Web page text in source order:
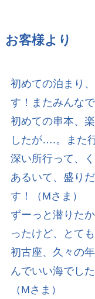
お客様より
初めての泊まり
す！またみんな
初めての串本、
したが….。また
深い所行って、
あるいて、盛り
す！（Mさま）
ずーっと潜りた
ったけど、とて
初古座、久々の
んでいい海でし
（Mさま）